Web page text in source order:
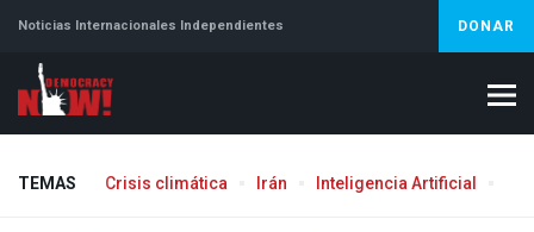
Noticias Internacionales Independientes DONAR
TEMAS Crisis climática Irán Inteligencia Artificial